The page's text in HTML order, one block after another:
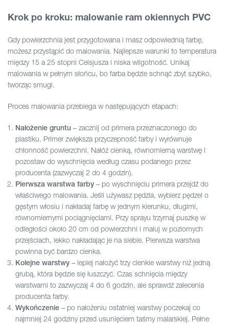
Krok po kroku: malowanie ram okiennych PVC
Gdy powierzchnia jest przygotowana i masz odpowiednią farbę,
możesz przystąpić do malowania. Najlepsze warunki to temperatura
między 15 a 25 stopni Celsjusza i niska wilgotność. Unikaj
malowania w pełnym słońcu, bo farba będzie schnąć zbyt szybko,
tworząc smugi.
Proces malowania przebiega w następujących etapach:
Nałożenie gruntu – zacznij od primera przeznaczonego do
plastiku. Primer zwiększa przyczepność farby i wyrównuje
chłonność powierzchni. Nałóż cienką, równomierną warstwę i
pozostaw do wyschnięcia według czasu podanego przez
producenta (zazwyczaj 2 do 4 godzin).
Pierwsza warstwa farby – po wyschnięciu primera przejdź do
właściwego malowania. Jeśli używasz pędzla, wybierz pędzel o
gęstym włosiu i nakładaj farbę w jednym kierunku, długimi,
równomiernymi pociągnięciami. Przy sprayu trzymaj puszkę w
odległości około 20 cm od powierzchni i maluj w poziomych
przejściach, lekko nakładając je na siebie. Pierwsza warstwa
powinna być bardzo cienka.
Kolejne warstwy – lepiej nałożyć trzy cienkie warstwy niż jedną
grubą, która będzie się łuszczyć. Czas schnięcia między
warstwami to zazwyczaj 4 do 6 godzin, ale sprawdź zalecenia
producenta farby.
Wykończenie – po nałożeniu ostatniej warstwy poczekaj co
najmniej 24 godziny przed usunięciem taśmy malarskiej. Pełne